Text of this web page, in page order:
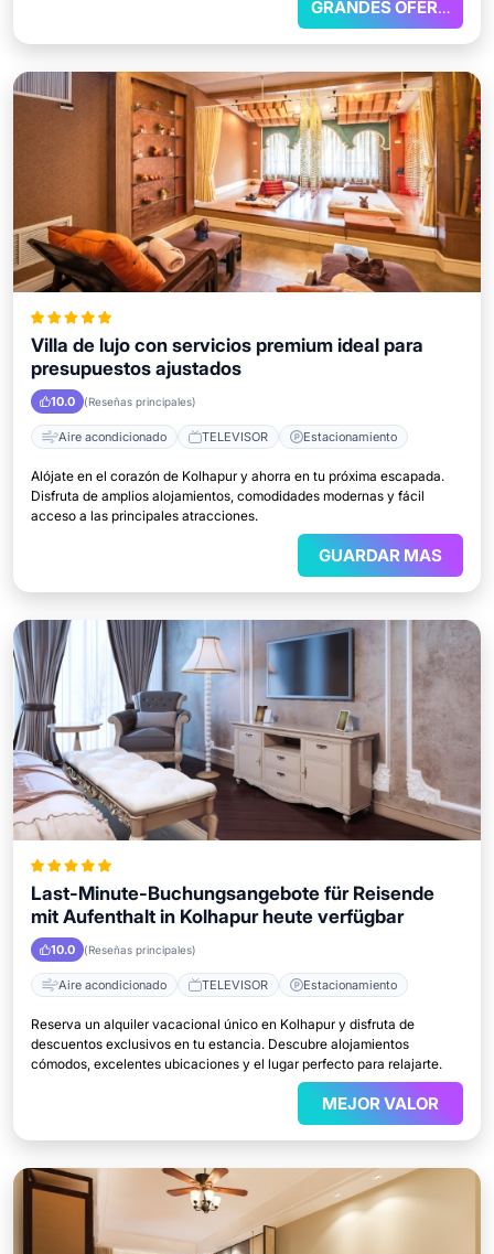
GRANDES OFERTAS
Villa de lujo con servicios premium ideal para
presupuestos ajustados
10.0 (Reseñas principales)
Aire acondicionado TELEVISOR Estacionamiento
Alójate en el corazón de Kolhapur y ahorra en tu próxima escapada.
Disfruta de amplios alojamientos, comodidades modernas y fácil
acceso a las principales atracciones.
GUARDAR MAS
Last-Minute-Buchungsangebote für Reisende
mit Aufenthalt in Kolhapur heute verfügbar
10.0 (Reseñas principales)
Aire acondicionado TELEVISOR Estacionamiento
Reserva un alquiler vacacional único en Kolhapur y disfruta de
descuentos exclusivos en tu estancia. Descubre alojamientos
cómodos, excelentes ubicaciones y el lugar perfecto para relajarte.
MEJOR VALOR